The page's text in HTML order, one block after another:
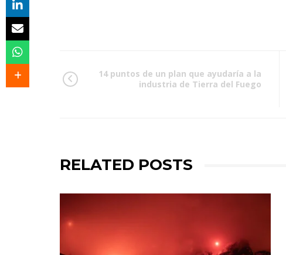
14 puntos de un plan que ayudaría a la
industria de Tierra del Fuego
RELATED POSTS